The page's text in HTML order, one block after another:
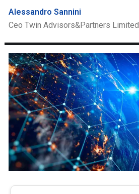
Alessandro Sannini
Ceo Twin Advisors&Partners Limited